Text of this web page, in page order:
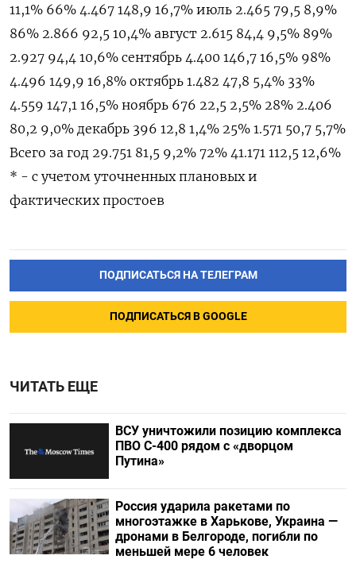
11,1% 66% 4.467 148,9 16,7% июль 2.465 79,5 8,9%
86% 2.866 92,5 10,4% август 2.615 84,4 9,5% 89%
2.927 94,4 10,6% сентябрь 4.400 146,7 16,5% 98%
4.496 149,9 16,8% октябрь 1.482 47,8 5,4% 33%
4.559 147,1 16,5% ноябрь 676 22,5 2,5% 28% 2.406
80,2 9,0% декабрь 396 12,8 1,4% 25% 1.571 50,7 5,7%
Всего за год 29.751 81,5 9,2% 72% 41.171 112,5 12,6%
* - с учетом уточненных плановых и
фактических простоев
ПОДПИСАТЬСЯ НА ТЕЛЕГРАМ
ПОДПИСАТЬСЯ В GOOGLE
ЧИТАТЬ ЕЩЕ
ВСУ уничтожили позицию комплекса
ПВО С-400 рядом с «дворцом
Путина»
Россия ударила ракетами по
многоэтажке в Харькове, Украина —
дронами в Белгороде, погибли по
меньшей мере 6 человек